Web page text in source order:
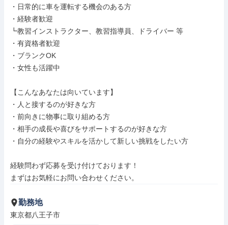
・日常的に車を運転する機会のある方
・経験者歓迎
┗教習インストラクター、教習指導員、ドライバー 等
・有資格者歓迎
・ブランクOK
・女性も活躍中
【こんなあなたは向いています】
・人と接するのが好きな方
・前向きに物事に取り組める方
・相手の成長や喜びをサポートするのが好きな方
・自分の経験やスキルを活かして新しい挑戦をしたい方
経験問わず応募を受け付けております！
まずはお気軽にお問い合わせください。
勤務地
東京都八王子市